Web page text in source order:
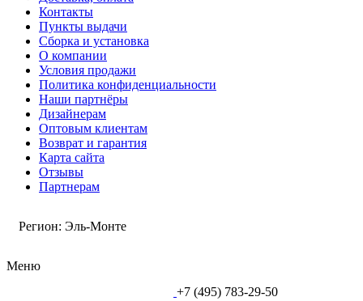
Контакты
Пункты выдачи
Сборка и установка
О компании
Условия продажи
Политика конфиденциальности
Наши партнёры
Дизайнерам
Оптовым клиентам
Возврат и гарантия
Карта сайта
Отзывы
Партнерам
Регион: Эль-Монте
Меню
+7 (495) 783-29-50